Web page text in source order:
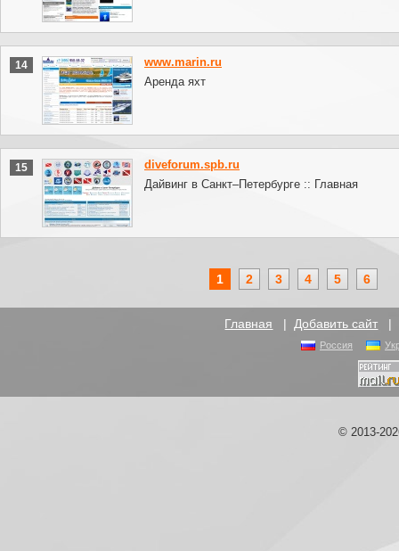
14
www.marin.ru
Аренда яхт
15
diveforum.spb.ru
Дайвинг в Санкт–Петербурге :: Главная
1 2 3 4 5 6
Главная | Добавить сайт |
Россия
© 2013-